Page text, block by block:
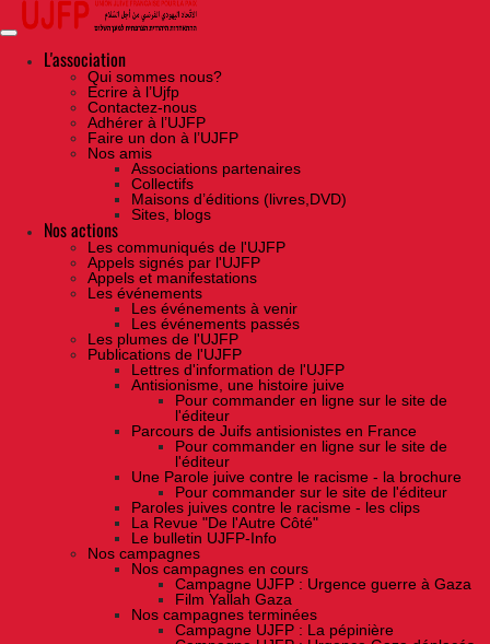
Skip
the
contentL'association
Qui sommes nous?
Ecrire à l’Ujfp
Contactez-nous
Adhérer à l’UJFP
Faire un don à l’UJFP
Nos amis
Associations partenaires
Collectifs
Maisons d’éditions (livres,DVD)
Sites, blogs
Nos actions
Les communiqués de l'UJFP
Appels signés par l'UJFP
Appels et manifestations
Les événements
Les événements à venir
Les événements passés
Les plumes de l'UJFP
Publications de l'UJFP
Lettres d'information de l'UJFP
Antisionisme, une histoire juive
Pour commander en ligne sur le site de
l'éditeur
Parcours de Juifs antisionistes en France
Pour commander en ligne sur le site de
l'éditeur
Une Parole juive contre le racisme - la brochure
Pour commander sur le site de l'éditeur
Paroles juives contre le racisme - les clips
La Revue "De l'Autre Côté"
Le bulletin UJFP-Info
Nos campagnes
Nos campagnes en cours
Campagne UJFP : Urgence guerre à Gaza
Film Yallah Gaza
Nos campagnes terminées
Campagne UJFP : La pépinière